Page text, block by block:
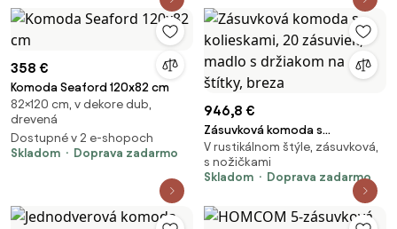
358 €
Komoda Seaford 120x82 cm
82×120 cm, v dekore dub,
drevená
Dostupné v 2 e-shopoch
Skladom
Doprava zadarmo
946,8 €
Zásuvková komoda s
kolieskami, 20 zásuviek, madlo
s držiakom na štítky, breza
V rustikálnom štýle, zásuvková,
s nožičkami
Skladom
Doprava zadarmo